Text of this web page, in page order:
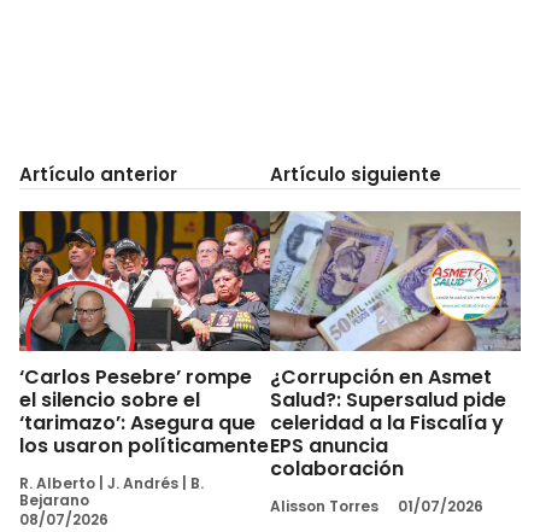
Artículo anterior
‘Carlos Pesebre’ rompe
el silencio sobre el
‘tarimazo’: Asegura que
los usaron políticamente
R. Alberto J. Andrés
B.
Bejarano
08/07/2026
Artículo siguiente
¿Corrupción en Asmet
Salud?: Supersalud pide
celeridad a la Fiscalía y
EPS anuncia
colaboración
Alisson Torres 01/07/2026